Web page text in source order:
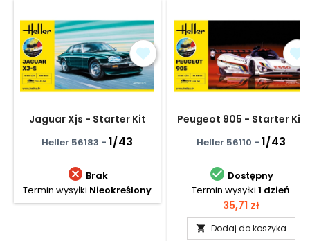
Jaguar Xjs - Starter Kit
Heller 56183 - 1/43
 Brak
Termin wysyłki Nieokreślony
Peugeot 905 - Starter Kit
Heller 56110 - 1/43
 Dostępny
Termin wysyłki 1 dzień
Cena
35,71 zł
 Dodaj do koszyka